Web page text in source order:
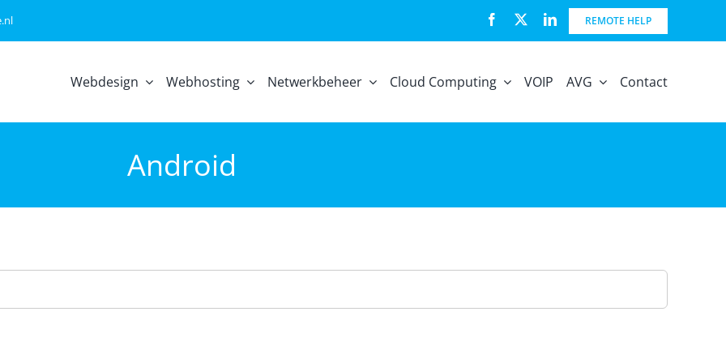
REMOTE HELP
Webdesign Webhosting Netwerkbeheer Cloud Computing VOIP AVG Contact
Android